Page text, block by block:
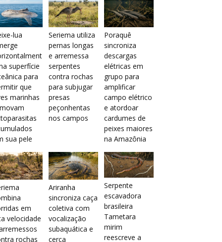
lua
superfície
para
que
marinhas
sua pele
Seriema utiliza
pernas longas
e arremessa
serpentes
contra rochas
para subjugar
presas
peçonhentas
nos campos
Poraquê
sincroniza
descargas
elétricas em
grupo para
amplificar
campo elétrico
e atordoar
cardumes de
peixes maiores
na Amazônia
em
velocidade
rochas
Ariranha
sincroniza caça
coletiva com
vocalização
subaquática e
cerca
Serpente
escavadora
brasileira
Tametara
mirim
reescreve a